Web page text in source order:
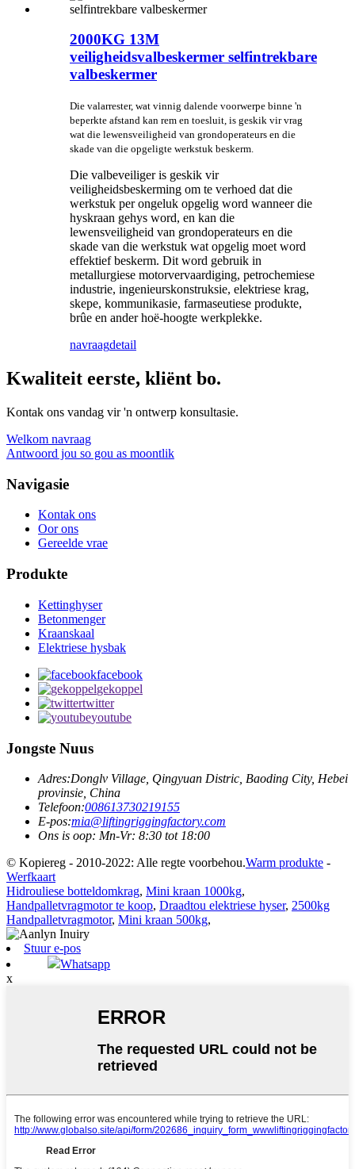
2000KG 13M
veiligheidsvalbeskermer selfintrekbare
valbeskermer
Die valarrester, wat vinnig dalende voorwerpe binne 'n
beperkte afstand kan rem en toesluit, is geskik vir vrag
wat die lewensveiligheid van grondoperateurs en die
skade van die opgeligte werkstuk beskerm.
Die valbeveiliger is geskik vir
veiligheidsbeskerming om te verhoed dat die
werkstuk per ongeluk opgelig word wanneer die
hyskraan gehys word, en kan die
lewensveiligheid van grondoperateurs en die
skade van die werkstuk wat opgelig moet word
effektief beskerm. Dit word gebruik in
metallurgiese motorvervaardiging, petrochemiese
industrie, ingenieurskonstruksie, elektriese krag,
skepe, kommunikasie, farmaseutiese produkte,
brûe en ander hoë-hoogte werkplekke.
navraagdetail
Kwaliteit eerste, kliënt bo.
Kontak ons ​​vandag vir 'n ontwerp konsultasie.
Welkom navraag
Antwoord jou so gou as moontlik
Navigasie
Kontak ons
Oor ons
Gereelde vrae
Produkte
Kettinghyser
Betonmenger
Kraanskaal
Elektriese hysbak
facebook
gekoppel
twitter
youtube
Jongste Nuus
Adres:Donglv Village, Qingyuan Distric, Baoding City, Hebei
provinsie, China
Telefoon:008613730219155
E-pos:mia@liftingriggingfactory.com
Ons is oop: Mn-Vr: 8:30 tot 18:00
© Kopiereg - 2010-2022: Alle regte voorbehou.Warm produkte -
Werfkaart
Hidrouliese botteldomkrag, Mini kraan 1000kg,
Handpalletvragmotor te koop, Draadtou elektriese hyser, 2500kg
Handpalletvragmotor, Mini kraan 500kg,
Stuur e-pos
Whatsapp
x